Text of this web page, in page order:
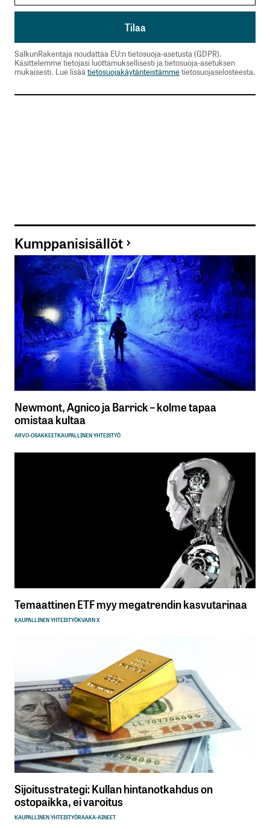
SalkunRakentaja noudattaa EU:n tietosuoja-asetusta (GDPR).
Käsittelemme tietojasi luottamuksellisesti ja tietosuoja-asetuksen
mukaisesti. Lue lisää tietosuojakäytänteistämmetietosuojaselosteesta.
Kumppanisisällöt
Newmont, Agnico ja Barrick – kolme tapaa
omistaa kultaa
ARVO-OSAKKEETKAUPALLINEN YHTEISTYÖ
Temaattinen ETF myy megatrendin kasvutarinaa
KAUPALLINEN YHTEISTYÖKVARN X
Sijoitusstrategi: Kullan hintanotkahdus on
ostopaikka, ei varoitus
KAUPALLINEN YHTEISTYÖRAAKA-AINEET